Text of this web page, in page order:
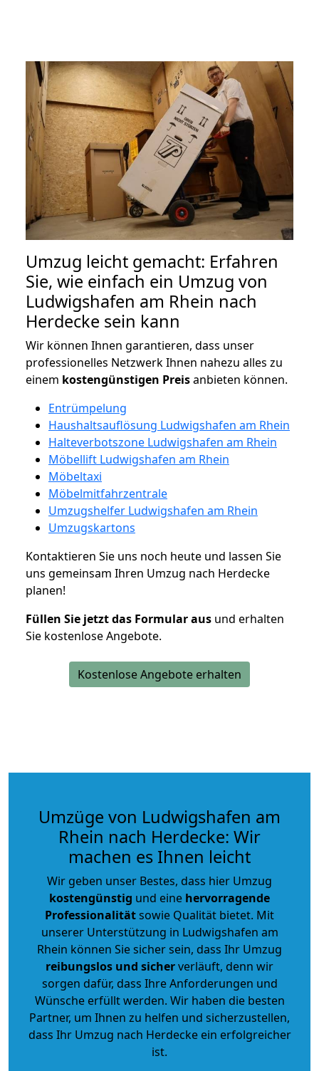
Umzug leicht gemacht: Erfahren
Sie, wie einfach ein Umzug von
Ludwigshafen am Rhein nach
Herdecke sein kann
Wir können Ihnen garantieren, dass unser
professionelles Netzwerk Ihnen nahezu alles zu
einem kostengünstigen Preisanbieten können.
Entrümpelung
Haushaltsauflösung Ludwigshafen am Rhein
Halteverbotszone Ludwigshafen am Rhein
Möbellift Ludwigshafen am Rhein
Möbeltaxi
Möbelmitfahrzentrale
Umzugshelfer Ludwigshafen am Rhein
Umzugskartons
Kontaktieren Sie uns noch heute und lassen Sie
uns gemeinsam Ihren Umzug nach Herdecke
planen!
Füllen Sie jetzt das Formular aus und erhalten
Sie kostenlose Angebote.
Kostenlose Angebote erhalten
Umzüge von Ludwigshafen am
Rhein nach Herdecke: Wir
machen es Ihnen leicht
Wir geben unser Bestes, dass hier Umzug
kostengünstig und eine hervorragende
Professionalitätsowie Qualität bietet. Mit
unserer Unterstützung in Ludwigshafen am
Rhein können Sie sicher sein, dass Ihr Umzug
reibungslos und sicherverläuft, denn wir
sorgen dafür, dass Ihre Anforderungen und
Wünsche erfüllt werden. Wir haben die besten
Partner, um Ihnen zu helfen und sicherzustellen,
dass Ihr Umzug nach Herdecke ein erfolgreicher
ist.